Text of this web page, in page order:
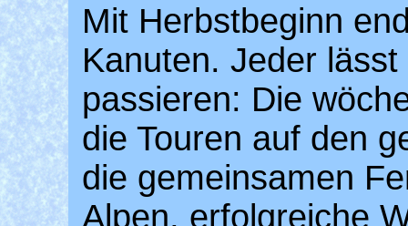
Mit Herbstbeginn
Kanuten. Jeder
passieren: Die
die Touren auf den
die gemeinsamen
Alpen, erfolgreiche